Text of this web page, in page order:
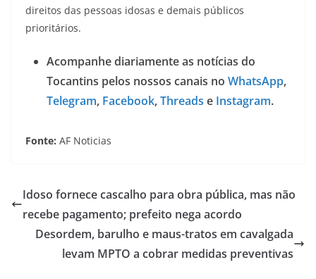
direitos das pessoas idosas e demais públicos
prioritários.
Acompanhe diariamente as notícias do
Tocantins pelos nossos canais no WhatsApp,
Telegram, Facebook,Threads e Instagram.
Fonte: AF Noticias
Idoso fornece cascalho para obra pública, mas não
recebe pagamento; prefeito nega acordo
Desordem, barulho e maus-tratos em cavalgada
levam MPTO a cobrar medidas preventivas